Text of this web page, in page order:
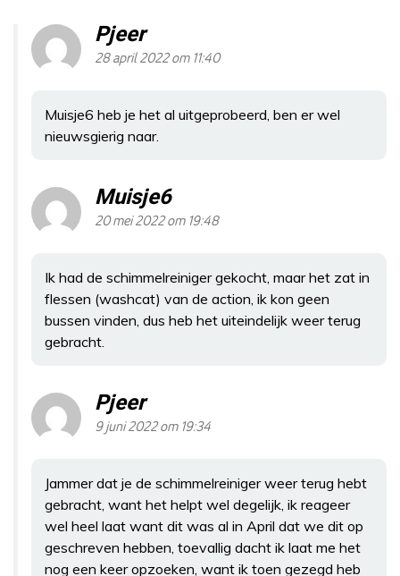
Pjeer
28 april 2022 om 11:40
Muisje6 heb je het al uitgeprobeerd, ben er wel
nieuwsgierig naar.
Muisje6
20 mei 2022 om 19:48
Ik had de schimmelreiniger gekocht, maar het zat in
flessen (washcat) van de action, ik kon geen
bussen vinden, dus heb het uiteindelijk weer terug
gebracht.
Pjeer
9 juni 2022 om 19:34
Jammer dat je de schimmelreiniger weer terug hebt
gebracht, want het helpt wel degelijk, ik reageer
wel heel laat want dit was al in April dat we dit op
geschreven hebben, toevallig dacht ik laat me het
nog een keer opzoeken, want ik toen gezegd heb